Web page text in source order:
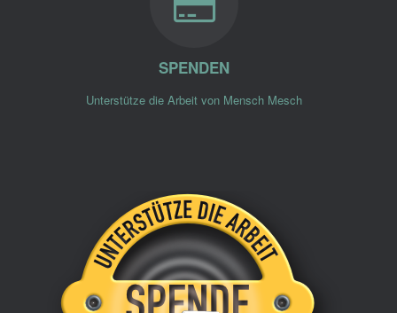
SPENDEN
Unterstütze die Arbeit von Mensch Mesch